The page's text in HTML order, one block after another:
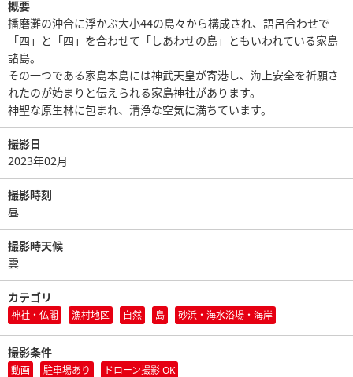
概要
播磨灘の沖合に浮かぶ大小44の島々から構成され、語呂合わせで
「四」と「四」を合わせて「しあわせの島」ともいわれている家島
諸島。
その一つである家島本島には神武天皇が寄港し、海上安全を祈願さ
れたのが始まりと伝えられる家島神社があります。
神聖な原生林に包まれ、清浄な空気に満ちています。
撮影日
2023年02月
撮影時刻
昼
撮影時天候
雲
カテゴリ
神社・仏閣 漁村地区 自然 島 砂浜・海水浴場・海岸
撮影条件
動画 駐車場あり ドローン撮影 OK